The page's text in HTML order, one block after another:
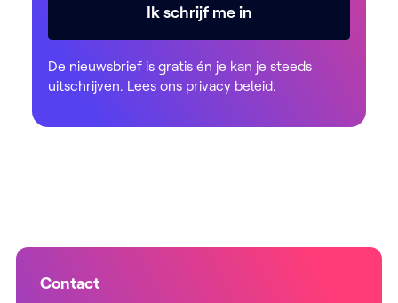
Ik schrijf me in
De nieuwsbrief is gratis én je kan je steeds
uitschrijven. Lees ons privacy beleid.
Contact